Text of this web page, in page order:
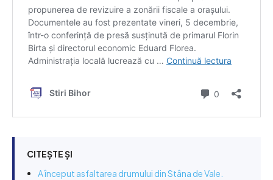
CITEȘTE ȘI
A început asfaltarea drumului din Stâna de Vale.